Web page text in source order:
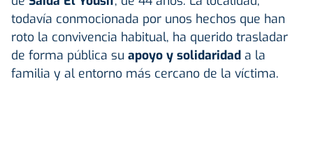
todavía conmocionada por unos hechos que han
roto la convivencia habitual, ha querido trasladar
de forma pública su apoyo y solidaridad a la
familia y al entorno más cercano de la víctima.